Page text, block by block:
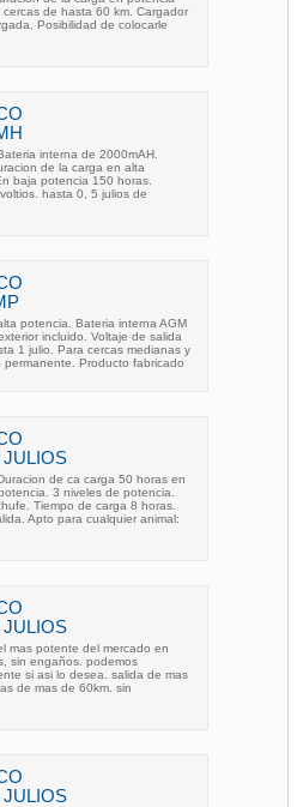
de hasta 60 km. Cargador
Posibilidad de colocarle
interna de 2000mAH.
de la carga en alta
baja potencia 150 horas.
hasta 0, 5 julios de
potencia. Bateria interna AGM
incluido. Voltaje de salida
1 julio. Para cercas medianas y
Producto fabricado
JULIOS
de ca carga 50 horas en
3 niveles de potencia.
Tiempo de carga 8 horas.
Apto para cualquier animal:
JULIOS
mas potente del mercado en
sin engaños. podemos
si asi lo desea. salida de mas
de mas de 60km. sin
JULIOS